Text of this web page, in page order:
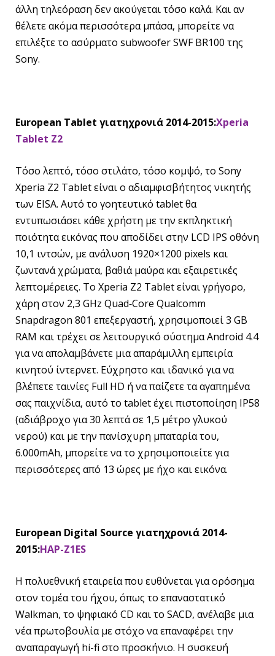
άλλη τηλεόραση δεν ακούγεται τόσο καλά. Και αν
θέλετε ακόμα περισσότερα μπάσα, μπορείτε να
επιλέξτε το ασύρματο subwoofer SWF BR100 της
Sony.
European Tablet γιατηχρονιά 2014-2015:Xperia
Tablet Z2
Τόσο λεπτό, τόσο στιλάτο, τόσο κομψό, το Sony
Xperia Z2 Tablet είναι ο αδιαμφισβήτητος νικητής
των EISA. Αυτό το γοητευτικό tablet θα
εντυπωσιάσει κάθε χρήστη με την εκπληκτική
ποιότητα εικόνας που αποδίδει στην LCD IPS οθόνη
10,1 ιντσών, με ανάλυση 1920×1200 pixels και
ζωντανά χρώματα, βαθιά μαύρα και εξαιρετικές
λεπτομέρειες. Το Xperia Z2 Tablet είναι γρήγορο,
χάρη στον 2,3 GHz Quad‐Core Qualcomm
Snapdragon 801 επεξεργαστή, χρησιμοποιεί 3 GB
RAM και τρέχει σε λειτουργικό σύστημα Android 4.4
για να απολαμβάνετε μια απαράμιλλη εμπειρία
κινητού ίντερνετ. Εύχρηστο και ιδανικό για να
βλέπετε ταινίες Full HD ή να παίζετε τα αγαπημένα
σας παιχνίδια, αυτό το tablet έχει πιστοποίηση IP58
(αδιάβροχο για 30 λεπτά σε 1,5 μέτρο γλυκού
νερού) και με την πανίσχυρη μπαταρία του,
6.000mAh, μπορείτε να το χρησιμοποιείτε για
περισσότερες από 13 ώρες με ήχο και εικόνα.
European Digital Source γιατηχρονιά 2014-
2015:HAP-Z1ES
Η πολυεθνική εταιρεία που ευθύνεται για ορόσημα
στον τομέα του ήχου, όπως το επαναστατικό
Walkman, το ψηφιακό CD και το SACD, ανέλαβε μια
νέα πρωτοβουλία με στόχο να επαναφέρει την
αναπαραγωγή hi-fi στο προσκήνιο. Η συσκευή